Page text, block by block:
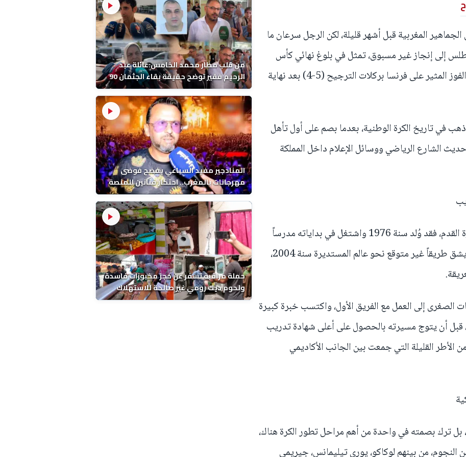
من قلب مطار محمد الخامس:عائلة عبد
الرحيم فقير توضح حقيقة بقاء الجثمان 90
يوماً قبل إعادته إلى المغرب
المنادجير مفيد السباعي يفضح فوضى
مهرجانات بالمغرب.. احتكار فنانين للمنصة
واقصاء اخرين
حملة مراقبة تسفر عن حجز مخبوزات فاسدة
ولحوم ديك رومي غير صالحة للاستهلاك
بالحي الحسني
المغربية قبل أشهر قليلة، لكن الرجل سرعان ما
إلى إنجاز غير مسبوق، تمثل في بلوغ نهائي كأس
العالم للشباب 2025 بالشيلي، عقب الفوز المثير على فرنسا بركلات الترجيح (5-4) بعد نهاية
في تاريخ الكرة الوطنية، بعدما بصم على أول تأهل
الشارع الرياضي ووسائل الإعلام داخل المملكة
بدأت رحلة وهبي بعيداً تماماً عن كرة القدم، فقد وُلد سنة 1976 واشتغل في بداياته مدرساً
بإحدى المدارس البلجيكية، قبل أن يشق طريقاً غير متوقع نحو عالم المستديرة سنة 2004،
الصغرى إلى العمل مع الفريق الأول، واكتسب خبرة كبيرة
قبل أن يتوج مسيرته بالحصول على أعلى شهادة تدريب
الأطر القليلة التي جمعت بين الجانب الأكاديمي
بل ترك بصمته في واحدة من أهم مراحل تطور الكرة هناك،
من بينهم لوكاكو، يوري تيليمانس، جيريمي